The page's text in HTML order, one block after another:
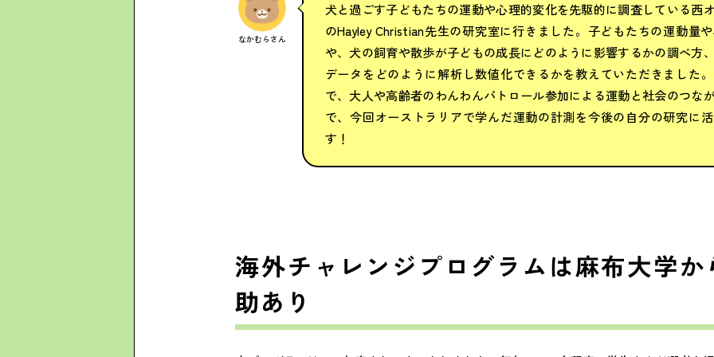
なかむらさん
犬と過ごす子どもたちの運動や心理的変化を先駆的に調査している西
のHayley Christian先生の研究室に行きました。子どもたちの運動量
や、犬の飼育や散歩が子どもの成長にどのように影響するかの調べ方
データをどのように解析し数値化できるかを教えていただきました
で、大人や高齢者のわんわんパトロール参加による運動と社会のつな
で、今回オーストラリアで学んだ運動の計測を今後の自分の研究に
す！
海外チャレンジプログラムは麻布大学
助あり